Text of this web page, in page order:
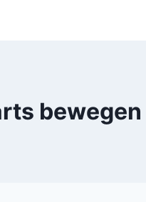
bewegen